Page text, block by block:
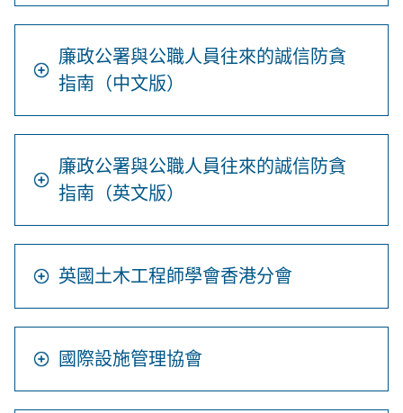
廉政公署與公職人員往來的誠信防貪
指南（中文版）
廉政公署與公職人員往來的誠信防貪
指南（英文版）
英國土木工程師學會香港分會
國際設施管理協會